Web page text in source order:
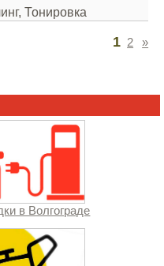
Тонировка
1 2 »
в Волгограде